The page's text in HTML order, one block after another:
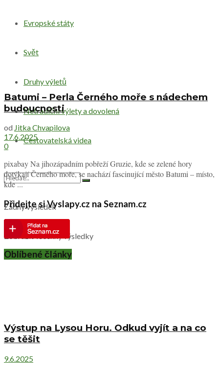
Evropské státy
Svět
Druhy výletů
Netradiční výlety a dovolená
Cestovatelská videa
Žádný výsledek
Zobrazit všechny výsledky
Batumi – Perla Černého moře s nádechem
budoucnosti
od Jitka Chvapilova
17.6.2025
0
pixabay Na jihozápadním pobřeží Gruzie, kde se zelené hory
dotýkají Černého moře, se nachází fascinující město Batumi – místo,
kde ...
Přidejte si Vyslapy.cz na Seznam.cz
Oblíbené články
Výstup na Lysou Horu. Odkud vyjít a na co
se těšit
9.6.2025